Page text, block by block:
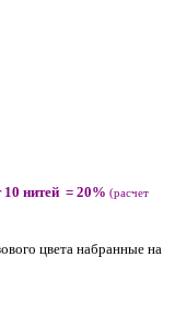
10 нитей = 20% (расчет
цвета набранные на